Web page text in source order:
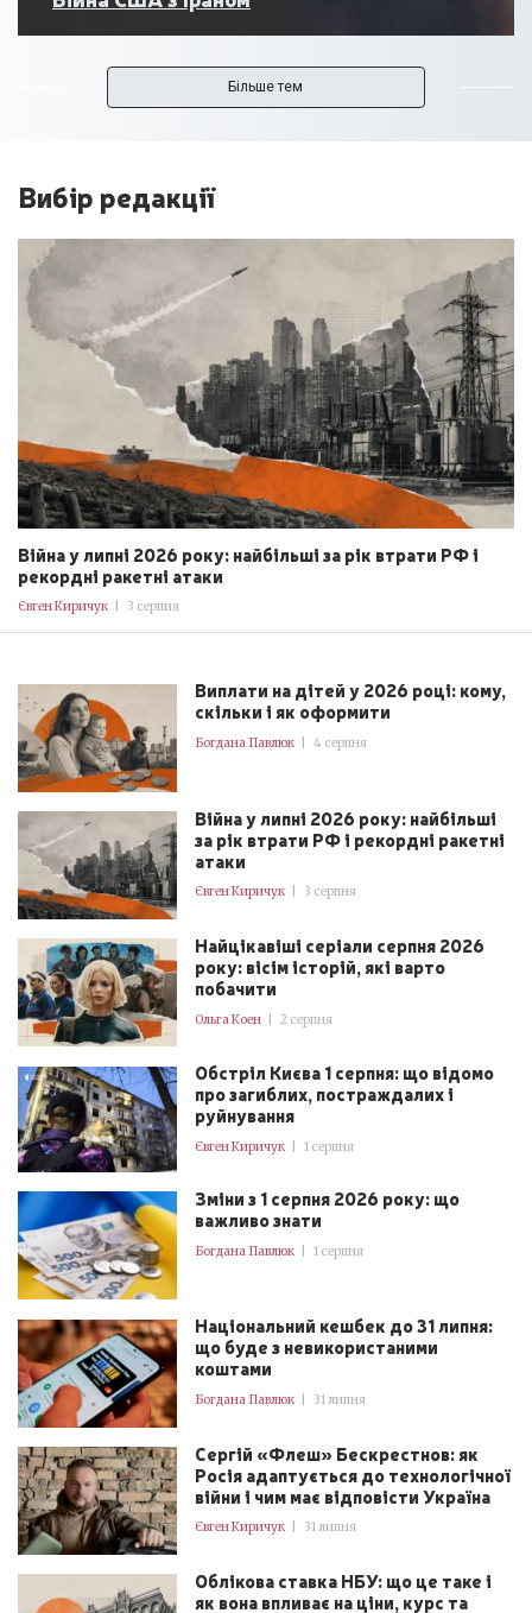
Більше тем
Виплати на дітей у 2026 році: кому,
скільки і як оформити
Богдана Павлюк 4 серпня
Війна у липні 2026 року: найбільші
за рік втрати РФ і рекордні ракетні
атаки
Євген Киричук 3 серпня
Найцікавіші серіали серпня 2026
року: вісім історій, які варто
побачити
Ольга Коен 2 серпня
Обстріл Києва 1 серпня: що відомо
про загиблих, постраждалих і
руйнування
Євген Киричук 1 серпня
Зміни з 1 серпня 2026 року: що
важливо знати
Богдана Павлюк 1 серпня
Національний кешбек до 31 липня:
що буде з невикористаними
коштами
Богдана Павлюк 31 липня
Сергій «Флеш» Бескрестнов: як
Росія адаптується до технологічної
війни і чим має відповісти Україна
Євген Киричук 31 липня
Облікова ставка НБУ: що це таке і
як вона впливає на ціни, курс та
Вибір редакції
Війна у липні 2026 року: найбільші за рік втрати РФ і
рекордні ракетні атаки
Євген Киричук 3 серпня